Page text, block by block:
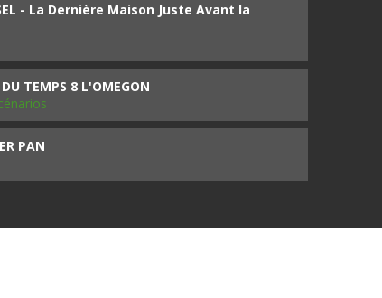
- La Dernière Maison Juste Avant la
TEMPS 8 L'OMEGON
PAN